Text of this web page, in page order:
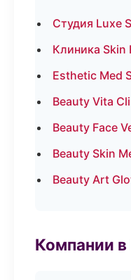
Студия Luxe
Клиника
Esthetic Med
Beauty Vita
Beauty Face
Beauty Skin
Beauty Art
Компании в